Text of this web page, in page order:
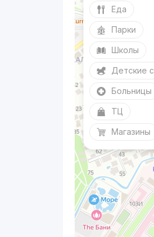
Еда
Парки
Школы
Детские
Больницы
ТЦ
Магазины